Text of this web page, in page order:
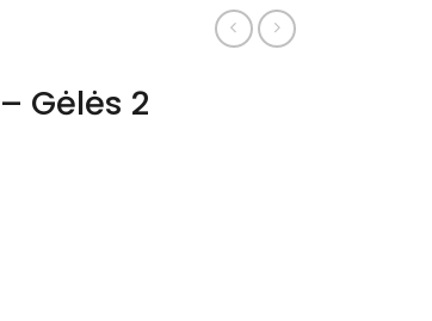
Gėlės 2
2